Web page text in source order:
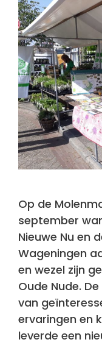
Op de
september
Nieuwe Nu en
Wageningen
en wezel zijn
Oude Nude.
van
ervaringen en
leverde een